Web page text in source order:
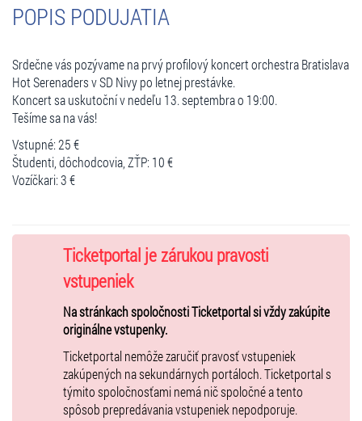
POPIS PODUJATIA
Srdečne vás pozývame na prvý profilový koncert orchestra Bratislava
Hot Serenaders v SD Nivy po letnej prestávke.
Koncert sa uskutoční v nedeľu 13. septembra o 19:00.
Tešíme sa na vás!
Vstupné: 25 €
Študenti, dôchodcovia, ZŤP: 10 €
Vozíčkari: 3 €
Ticketportal je zárukou pravosti
vstupeniek
Na stránkach spoločnosti Ticketportal si vždy zakúpite
originálne vstupenky.
Ticketportal nemôže zaručiť pravosť vstupeniek
zakúpených na sekundárnych portáloch. Ticketportal s
týmito spoločnosťami nemá nič spoločné a tento
spôsob prepredávania vstupeniek nepodporuje.